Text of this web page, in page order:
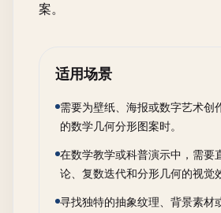
案。
适用场景
需要为壁纸、海报或数字艺术创
的数学几何分形图案时。
在数学教学或科普演示中，需要
论、复数迭代和分形几何的视觉
寻找独特的抽象纹理、背景素材